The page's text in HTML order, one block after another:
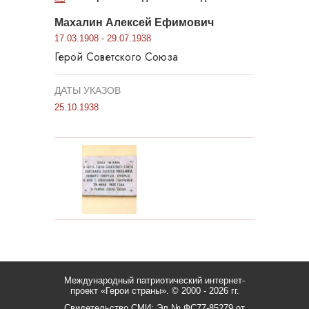
Махалин Алексей Ефимович
17.03.1908 - 29.07.1938
Герой Советского Союза
ДАТЫ УКАЗОВ
25.10.1938
Международный патриотический интернет-
проект «Герои страны». © 2000 - 2026 гг.